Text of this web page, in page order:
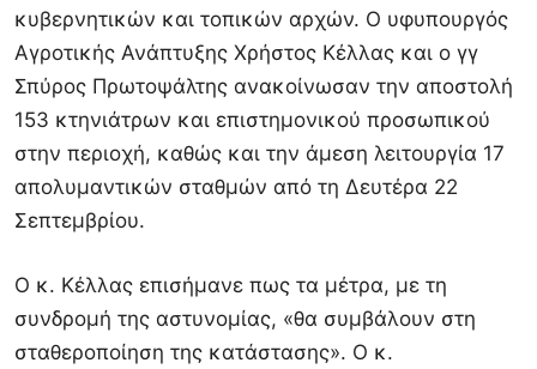
κυβερνητικών και τοπικών αρχών. Ο υφυπουργός
Αγροτικής Ανάπτυξης Χρήστος Κέλλας και ο γγ
Σπύρος Πρωτοψάλτης ανακοίνωσαν την αποστολή
153 κτηνιάτρων και επιστημονικού προσωπικού
στην περιοχή, καθώς και την άμεση λειτουργία 17
απολυμαντικών σταθμών από τη Δευτέρα 22
Σεπτεμβρίου.
Ο κ. Κέλλας επισήμανε πως τα μέτρα, με τη
συνδρομή της αστυνομίας, «θα συμβάλουν στη
σταθεροποίηση της κατάστασης». Ο κ.